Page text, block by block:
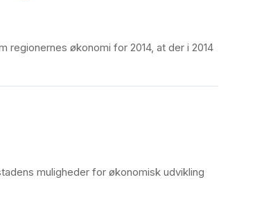
regionernes økonomi for 2014, at der i 2014
muligheder for økonomisk udvikling